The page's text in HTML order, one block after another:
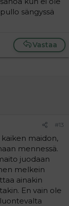
sängyssä
Vastaa
#13
kaiken maidon,
mennessä.
juodaan
melkein
ainakin
En vain ole